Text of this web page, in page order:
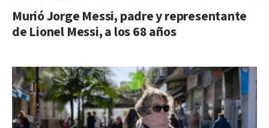
Murió Jorge Messi, padre y representante
de Lionel Messi, a los 68 años